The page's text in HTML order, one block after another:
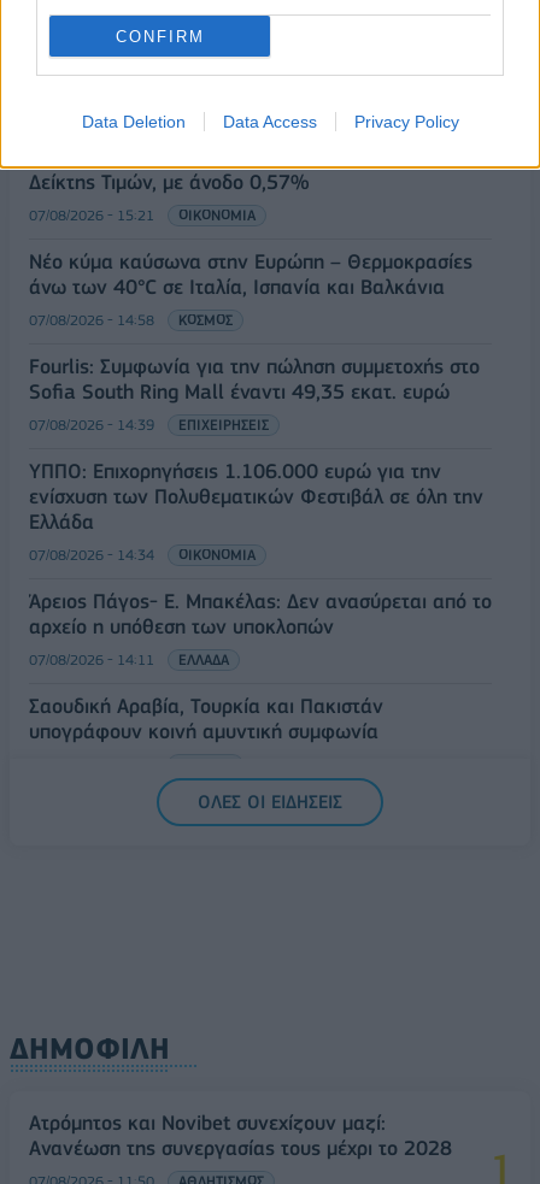
CONFIRM
Data Deletion Data Access Privacy Policy
Συνάλλαγμα: Το ευρώ ενισχύεται 0,08%, στα
1,1534 δολάρια
ΟΙΚΟΝΟΜΙΑ
Δείκτης Τιμών, με άνοδο 0,57%
07/08/2026 - 15:21 ΟΙΚΟΝΟΜΙΑ
Νέο κύμα καύσωνα στην Ευρώπη – Θερμοκρασίες
άνω των 40°C σε Ιταλία, Ισπανία και Βαλκάνια
07/08/2026 - 14:58 ΚΟΣΜΟΣ
Fourlis: Συμφωνία για την πώληση συμμετοχής στο
Sofia South Ring Mall έναντι 49,35 εκατ. ευρώ
07/08/2026 - 14:39 ΕΠΙΧΕΙΡΗΣΕΙΣ
ΥΠΠΟ: Επιχορηγήσεις 1.106.000 ευρώ για την
ενίσχυση των Πολυθεματικών Φεστιβάλ σε όλη την
Ελλάδα
07/08/2026 - 14:34 ΟΙΚΟΝΟΜΙΑ
Άρειος Πάγος- Ε. Μπακέλας: Δεν ανασύρεται από το
αρχείο η υπόθεση των υποκλοπών
07/08/2026 - 14:11 ΕΛΛΑΔΑ
Σαουδική Αραβία, Τουρκία και Πακιστάν
υπογράφουν κοινή αμυντική συμφωνία
ΟΛΕΣ ΟΙ ΕΙΔΗΣΕΙΣ
ΔΗΜΟΦΙΛΗ
Ατρόμητος και Novibet συνεχίζουν μαζί:
Ανανέωση της συνεργασίας τους μέχρι το 2028